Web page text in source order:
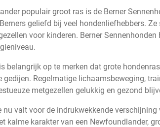
populair groot ras is de Berner
geliefd bij veel hondenliefhebbers.
voor kinderen. Berner
belangrijk op te merken dat grote
gedijen. Regelmatige lichaamsbeweging,
metgezellen gelukkig en gezond
nu valt voor de indrukwekkende
kalme karakter van een Newfoundlander,